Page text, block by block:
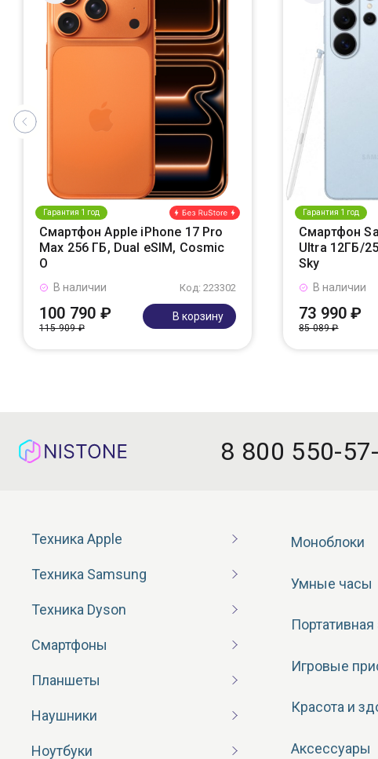
Гарантия 1 год
Смартфон Apple iPhone 17 Pro
Max 256 ГБ, Dual eSIM, Cosmic
O
Код: 223302
В наличии
100 790 ₽
115 909 ₽
В корзину
Гарантия 1 год
Смартфон
Ultra 12ГБ/
Sky
В наличии
73 990 ₽
85 089 ₽
8 800 550-
Техника Apple
Техника Samsung
Техника Dyson
Смартфоны
Планшеты
Наушники
Ноутбуки
Моноблоки
Умные часы
Портативная
Игровые
Красота и
Аксессуары